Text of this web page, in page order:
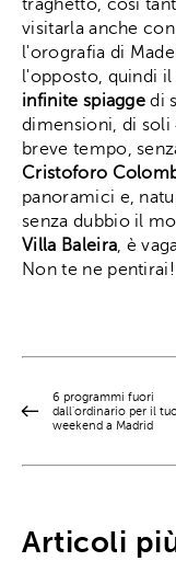
visitarla anche
l'orografia di
l'opposto, quindi
infinite spiagge di
dimensioni, di soli
breve tempo,
Cristoforo
panoramici e,
senza dubbio il
Villa Baleira , è
Non te ne pentirai!
6 programmi fuori
dall'ordinario per il
weekend a Madrid
Articoli